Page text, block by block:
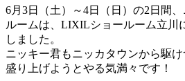
6月3日（土）～4日（日）の2日間
ルームは、LIXILショールーム立川
しました。
ニッキー君もニッカタウンから駆
盛り上げようとやる気満々です！